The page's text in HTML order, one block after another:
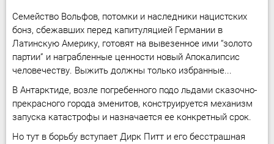
Семейство Вольфов, потомки и наследники нацистских
бонз, сбежавших перед капитуляцией Германии в
Латинскую Америку, готовят на вывезенное ими “золото
партии” и награбленные ценности новый Апокалипсис
человечеству. Выжить должны только избранные...
В Антарктиде, возле погребенного подо льдами сказочно-
прекрасного города эменитов, конструируется механизм
запуска катастрофы и назначается ее конкретный срок.
Но тут в борьбу вступает Дирк Питт и его бесстрашная